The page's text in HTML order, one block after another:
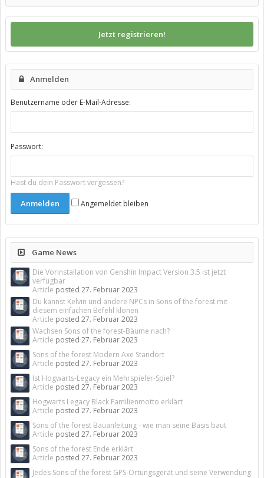
Jetzt registrieren!
Anmelden
Benutzername oder E-Mail-Adresse:
Passwort:
Hast du dein Passwort vergessen?
Angemeldet bleiben
Game News
Die Vorinstallation von Genshin Impact Version 3.5 ist jetzt
verfügbar
Article posted 27. Februar 2023
Du kannst Kelvin und andere NPCs in Sons of the forest mit
diesem einfachen Befehl klonen
Article posted 27. Februar 2023
Wachsen Sons of the forest-Bäume nach?
Article posted 27. Februar 2023
Sons of the forest Modern Axe Standort
Article posted 27. Februar 2023
Ist Hogwarts-Legacy ein Mehrspieler-Spiel?
Article posted 27. Februar 2023
Hogwarts Legacy Black Familienmotto erklärt
Article posted 27. Februar 2023
Sons of the forest Bauanleitung - wie man seine Basis baut
Article posted 27. Februar 2023
Sons of the forest Ende erklärt
Article posted 27. Februar 2023
Jedes Sons of the forest GPS-Ortungsgerät und seine Verwendung